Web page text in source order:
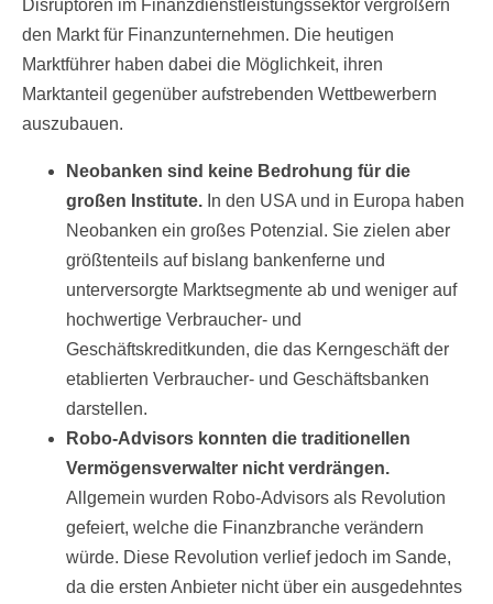
Disruptoren im Finanzdienstleistungssektor vergrößern
den Markt für Finanzunternehmen. Die heutigen
Marktführer haben dabei die Möglichkeit, ihren
Marktanteil gegenüber aufstrebenden Wettbewerbern
auszubauen.
Neobanken sind keine Bedrohung für die
großen Institute. In den USA und in Europa haben
Neobanken ein großes Potenzial. Sie zielen aber
größtenteils auf bislang bankenferne und
unterversorgte Marktsegmente ab und weniger auf
hochwertige Verbraucher- und
Geschäftskreditkunden, die das Kerngeschäft der
etablierten Verbraucher- und Geschäftsbanken
darstellen.
Robo-Advisors konnten die traditionellen
Vermögensverwalter nicht verdrängen.
Allgemein wurden Robo-Advisors als Revolution
gefeiert, welche die Finanzbranche verändern
würde. Diese Revolution verlief jedoch im Sande,
da die ersten Anbieter nicht über ein ausgedehntes